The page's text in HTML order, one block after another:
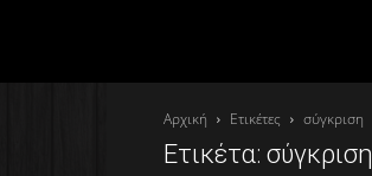
Αρχική Ετικέτες σύγκριση
Ετικέτα: σύγκριση